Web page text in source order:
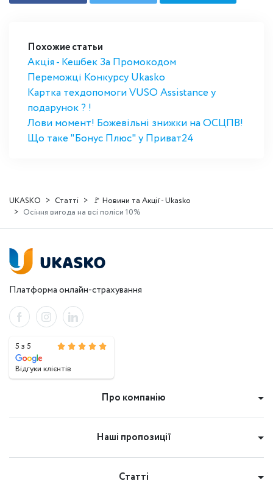
Похожие статьи
Акція - Кешбек За Промокодом
Переможці Конкурсу Ukasko
Картка техдопомоги VUSO Assistance у
подарунок ? !
Лови момент! Божевільні знижки на ОСЦПВ!
Що таке "Бонус Плюс" у Приват24
UKASKO Статті
🚩 Новини та Акції - Ukasko
Осіння вигода на всі поліси 10%
Платформа онлайн-страхування
5 з 5
Відгуки клієнтів
Про компанію
Наші пропозиції
Статті